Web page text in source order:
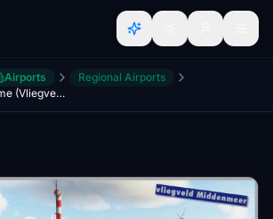
Airports
Regional Airports
Middenmeer Aerodrome (Vliegveld Middenmeer)